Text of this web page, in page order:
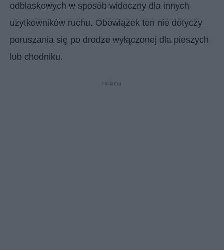
odblaskowych w sposób widoczny dla innych
użytkowników ruchu. Obowiązek ten nie dotyczy
poruszania się po drodze wyłączonej dla pieszych
lub chodniku.
reklama